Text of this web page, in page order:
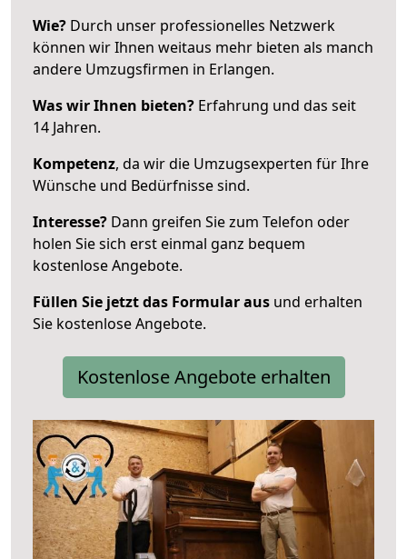
Wie? Durch unser professionelles Netzwerk
können wir Ihnen weitaus mehr bieten als manch
andere Umzugsfirmen in Erlangen.
Was wir Ihnen bieten? Erfahrung und das seit
14 Jahren.
Kompetenz, da wir die Umzugsexperten für Ihre
Wünsche und Bedürfnisse sind.
Interesse? Dann greifen Sie zum Telefon oder
holen Sie sich erst einmal ganz bequem
kostenlose Angebote.
Füllen Sie jetzt das Formular aus und erhalten
Sie kostenlose Angebote.
Kostenlose Angebote erhalten